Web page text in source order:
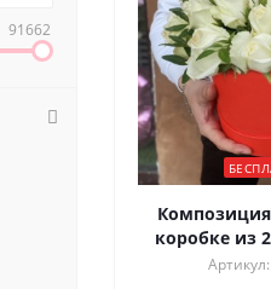
коробке из
91662